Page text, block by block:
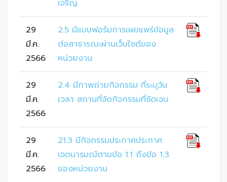
เจริญ
29
มี.ค.
2566
2.5 มีแบบฟอร์มการเผยแพร่ข้อมูล
ต่อสาธารณะผ่านเว็บไซต์ของ
หน่วยงาน
29
มี.ค.
2566
2.4 มีภาพถ่ายกิจกรรม ที่ระบุวัน
เวลา สถานที่จัดกิจกรรมที่ชัดเจน
29
มี.ค.
2566
21.3 มีกิจกรรมประกาศประกาศ
เจตนารมณ์ตามข้อ 1.1 ถึงข้อ 1.3
ของหน่วยงาน